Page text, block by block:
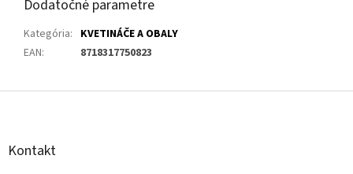
Dodatočné parametre
Kategória: KVETINÁČE A OBALY
EAN: 8718317750823
Z
Kontakt